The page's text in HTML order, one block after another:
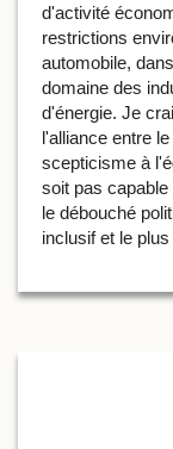
d'activité
restrictions
automobile,
domaine des
d'énergie. Je
l'alliance entre
scepticisme à
soit pas
le débouché
inclusif et le